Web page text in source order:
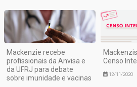
Mackenzie recebe
profissionais da Anvisa e
da UFRJ para debate
sobre imunidade e vacinas
Censo
12/11/2020